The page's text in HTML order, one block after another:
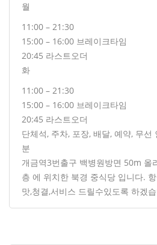
월
11:00 – 21:30
15:00 – 16:00 브레이크타임
20:45 라스트오더
화
11:00 – 21:30
15:00 – 16:00 브레이크타임
20:45 라스트오더
단체석, 주차, 포장, 배달, 예약, 무
분
개금역3번출구 백병원방면 50m 올
층 에 위치한 북경 중식당 입니다.
맛,청결,서비스 드릴수있도록 하겠